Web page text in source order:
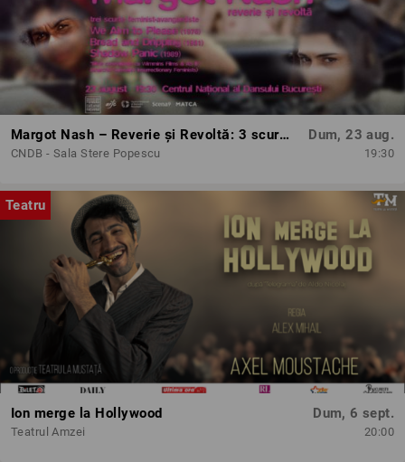
Margot Nash – Reverie și Revoltă: 3 scurtmetraje feminist-avangardiste
CNDB - Sala Stere Popescu
Dum, 23 aug.
19:30
Teatru
Ion merge la Hollywood
Teatrul Amzei
Dum, 6 sept.
20:00